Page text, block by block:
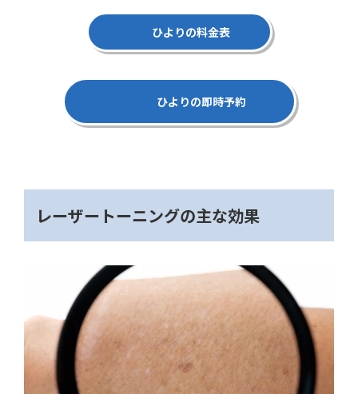
ひよりの料金表
ひよりの即時予約
レーザートーニングの主な効果